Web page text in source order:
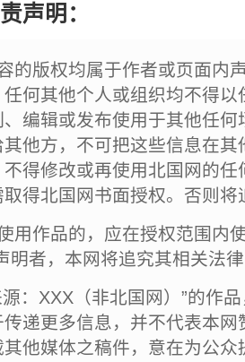
声明：
的版权均属于作者或页面内
何其他个人或组织均不得
编辑或发布使用于其他任
他方，不可把这些信息在
得修改或再使用北国网的
得北国网书面授权。否则将
用作品的，应在授权范围内
明者，本网将追究其相关法
：XXX（非北国网）”的作
递更多信息，并不代表本
他媒体之稿件，意在为公